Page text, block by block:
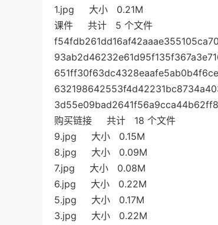
1.jpg 大小 0.21M
课件 共计 5 个文件
购买链接 共计 18 个文件
9.jpg 大小 0.15M
8.jpg 大小 0.09M
7.jpg 大小 0.08M
6.jpg 大小 0.22M
5.jpg 大小 0.17M
3.jpg 大小 0.22M